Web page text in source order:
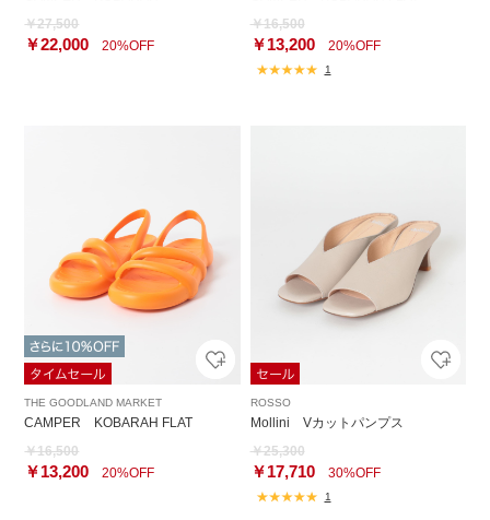
￥27,500
￥22,000 20%OFF
￥16,500
￥13,20020%OFF
1
THE GOODLAND MARKET
CAMPER KOBARAH FLAT
￥16,500
￥13,200 20%OFF
ROSSO
Mollini Vカットパンプス
￥25,300
￥17,71030%OFF
1